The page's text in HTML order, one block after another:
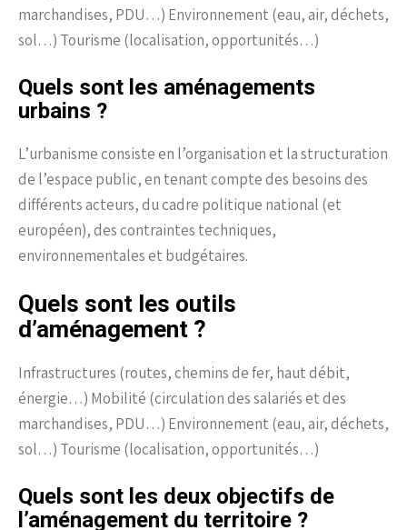
marchandises, PDU…) Environnement (eau, air, déchets,
sol…) Tourisme (localisation, opportunités…)
Quels sont les aménagements
urbains ?
L’urbanisme consiste en l’organisation et la structuration
de l’espace public, en tenant compte des besoins des
différents acteurs, du cadre politique national (et
européen), des contraintes techniques,
environnementales et budgétaires.
Quels sont les outils
d’aménagement ?
Infrastructures (routes, chemins de fer, haut débit,
énergie…) Mobilité (circulation des salariés et des
marchandises, PDU…) Environnement (eau, air, déchets,
sol…) Tourisme (localisation, opportunités…)
Quels sont les deux objectifs de
l’aménagement du territoire ?